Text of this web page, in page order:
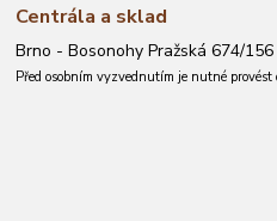
Centrála a sklad
Brno - Bosonohy Pražská 674/
Před osobním vyzvednutím je nutné